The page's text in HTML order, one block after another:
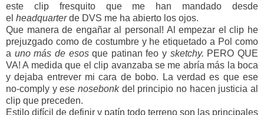
este clip fresquito que me han mandado desde
el headquarterde DVS me ha abierto los ojos.
Que manera de engañar al personal! Al empezar el clip he
prejuzgado como de costumbre y he etiquetado a Pol como
a uno más de esosque patinan feo y sketchy. PERO QUE
VA! A medida que el clip avanzaba se me abría más la boca
y dejaba entrever mi cara de bobo. La verdad es que ese
no-comply y ese nosebonkdel principio no hacen justicia al
clip que preceden.
Estilo difícil de definir y patín todo terreno son las principales